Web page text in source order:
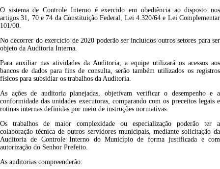
O sistema de Controle Interno é exercido em obediência ao disposto nos
artigos 31, 70 e 74 da Constituição Federal, Lei 4.320/64 e Lei Complementar
101/00.
No decorrer do exercício de 2020 poderão ser incluídos outros setores para ser
objeto da Auditoria Interna.
Para auxiliar nas atividades da Auditoria, a equipe utilizará os acessos aos
bancos de dados para fins de consulta, serão também utilizados os registros
físicos para subsidiar os trabalhos da Auditoria.
As ações de auditoria planejadas, objetivam verificar o desempenho e a
conformidade das unidades executoras, comparando com os preceitos legais e
rotinas internas definidas por meio de instruções normativas.
Os trabalhos de maior complexidade ou especialização poderão ter a
colaboração técnica de outros servidores municipais, mediante solicitação da
Auditoria de Controle Interno do Município de forma justificada e com
autorização do Senhor Prefeito.
As auditorias compreenderão: